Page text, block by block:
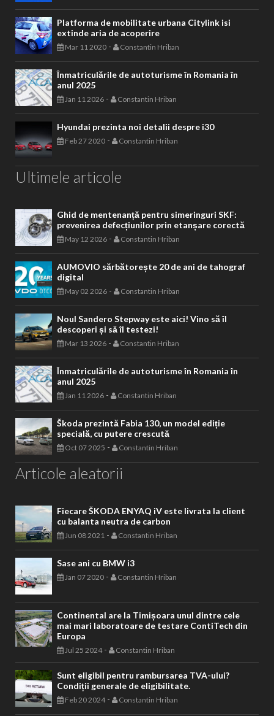
Platforma de mobilitate urbana Citylink isi
extinde aria de acoperire
Mar 11 2020 - Constantin Hriban
Înmatriculările de autoturisme în Romania în
anul 2025
Jan 11 2026 - Constantin Hriban
Hyundai prezinta noi detalii despre i30
Feb 27 2020 - Constantin Hriban
Ultimele articole
Ghid de mentenanță pentru simeringuri SKF:
prevenirea defecțiunilor prin etanșare corectă
May 12 2026 - Constantin Hriban
AUMOVIO sărbătorește 20 de ani de tahograf
digital
May 02 2026 - Constantin Hriban
Noul Sandero Stepway este aici! Vino să îl
descoperi și să îl testezi!
Mar 13 2026 - Constantin Hriban
Înmatriculările de autoturisme în Romania în
anul 2025
Jan 11 2026 - Constantin Hriban
Škoda prezintă Fabia 130, un model ediție
specială, cu putere crescută
Oct 07 2025 - Constantin Hriban
Articole aleatorii
Fiecare ŠKODA ENYAQ iV este livrata la client
cu balanta neutra de carbon
Jun 08 2021 - Constantin Hriban
Sase ani cu BMW i3
Jan 07 2020 - Constantin Hriban
Continental are la Timișoara unul dintre cele
mai mari laboratoare de testare ContiTech din
Europa
Jul 25 2024- Constantin Hriban
Sunt eligibil pentru rambursarea TVA-ului?
Condiții generale de eligibilitate.
Feb 20 2024- Constantin Hriban